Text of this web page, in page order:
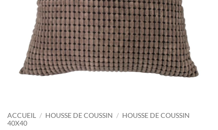
ACCUEIL / HOUSSE DE COUSSIN / HOUSSE DE COUSSIN
40X40